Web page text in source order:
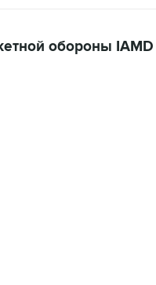
обороны IAMD